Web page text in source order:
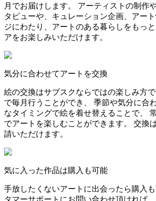
月でお届けします。 アーティストの制作
タビューや、キュレーション企画、アー
ジにわたり、アートのある暮らしをもっ
アをお楽しみいただけます。
気分に合わせてアートを交換
絵の交換はサブスクならではの楽しみ方
で毎月行うことができ、 季節や気分に合
なタイミングで絵を着せ替えることで、
でアートを楽しむことができます。 交換
請いただけます。
気に入った作品は購入も可能
手放したくないアートに出会ったら購入
タマーサポートにお問い合わせ頂ければ